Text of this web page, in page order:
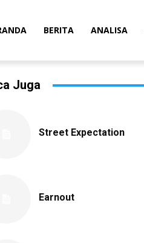
BERITA ANALISA
Juga
Street Expectation
Earnout